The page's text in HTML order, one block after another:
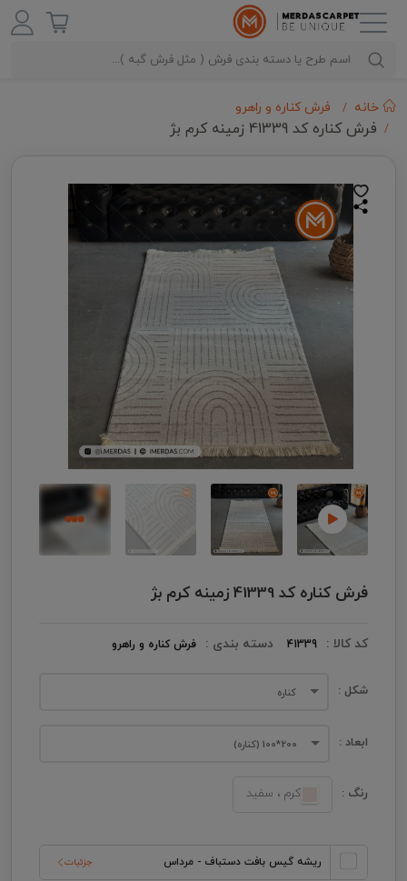
خانه فرش کناره و راهرو
فرش کناره کد 41339 زمینه کرم بژ
فرش کناره کد 41339 زمینه کرم بژ
کد کالا : 41339 دسته بندی : فرش کناره و راهرو
شکل : کناره
ابعاد : 200*100 (کناره)
رنگ : کرم ، سفید
ریشه گیس بافت دستباف - مرداس جزئیات